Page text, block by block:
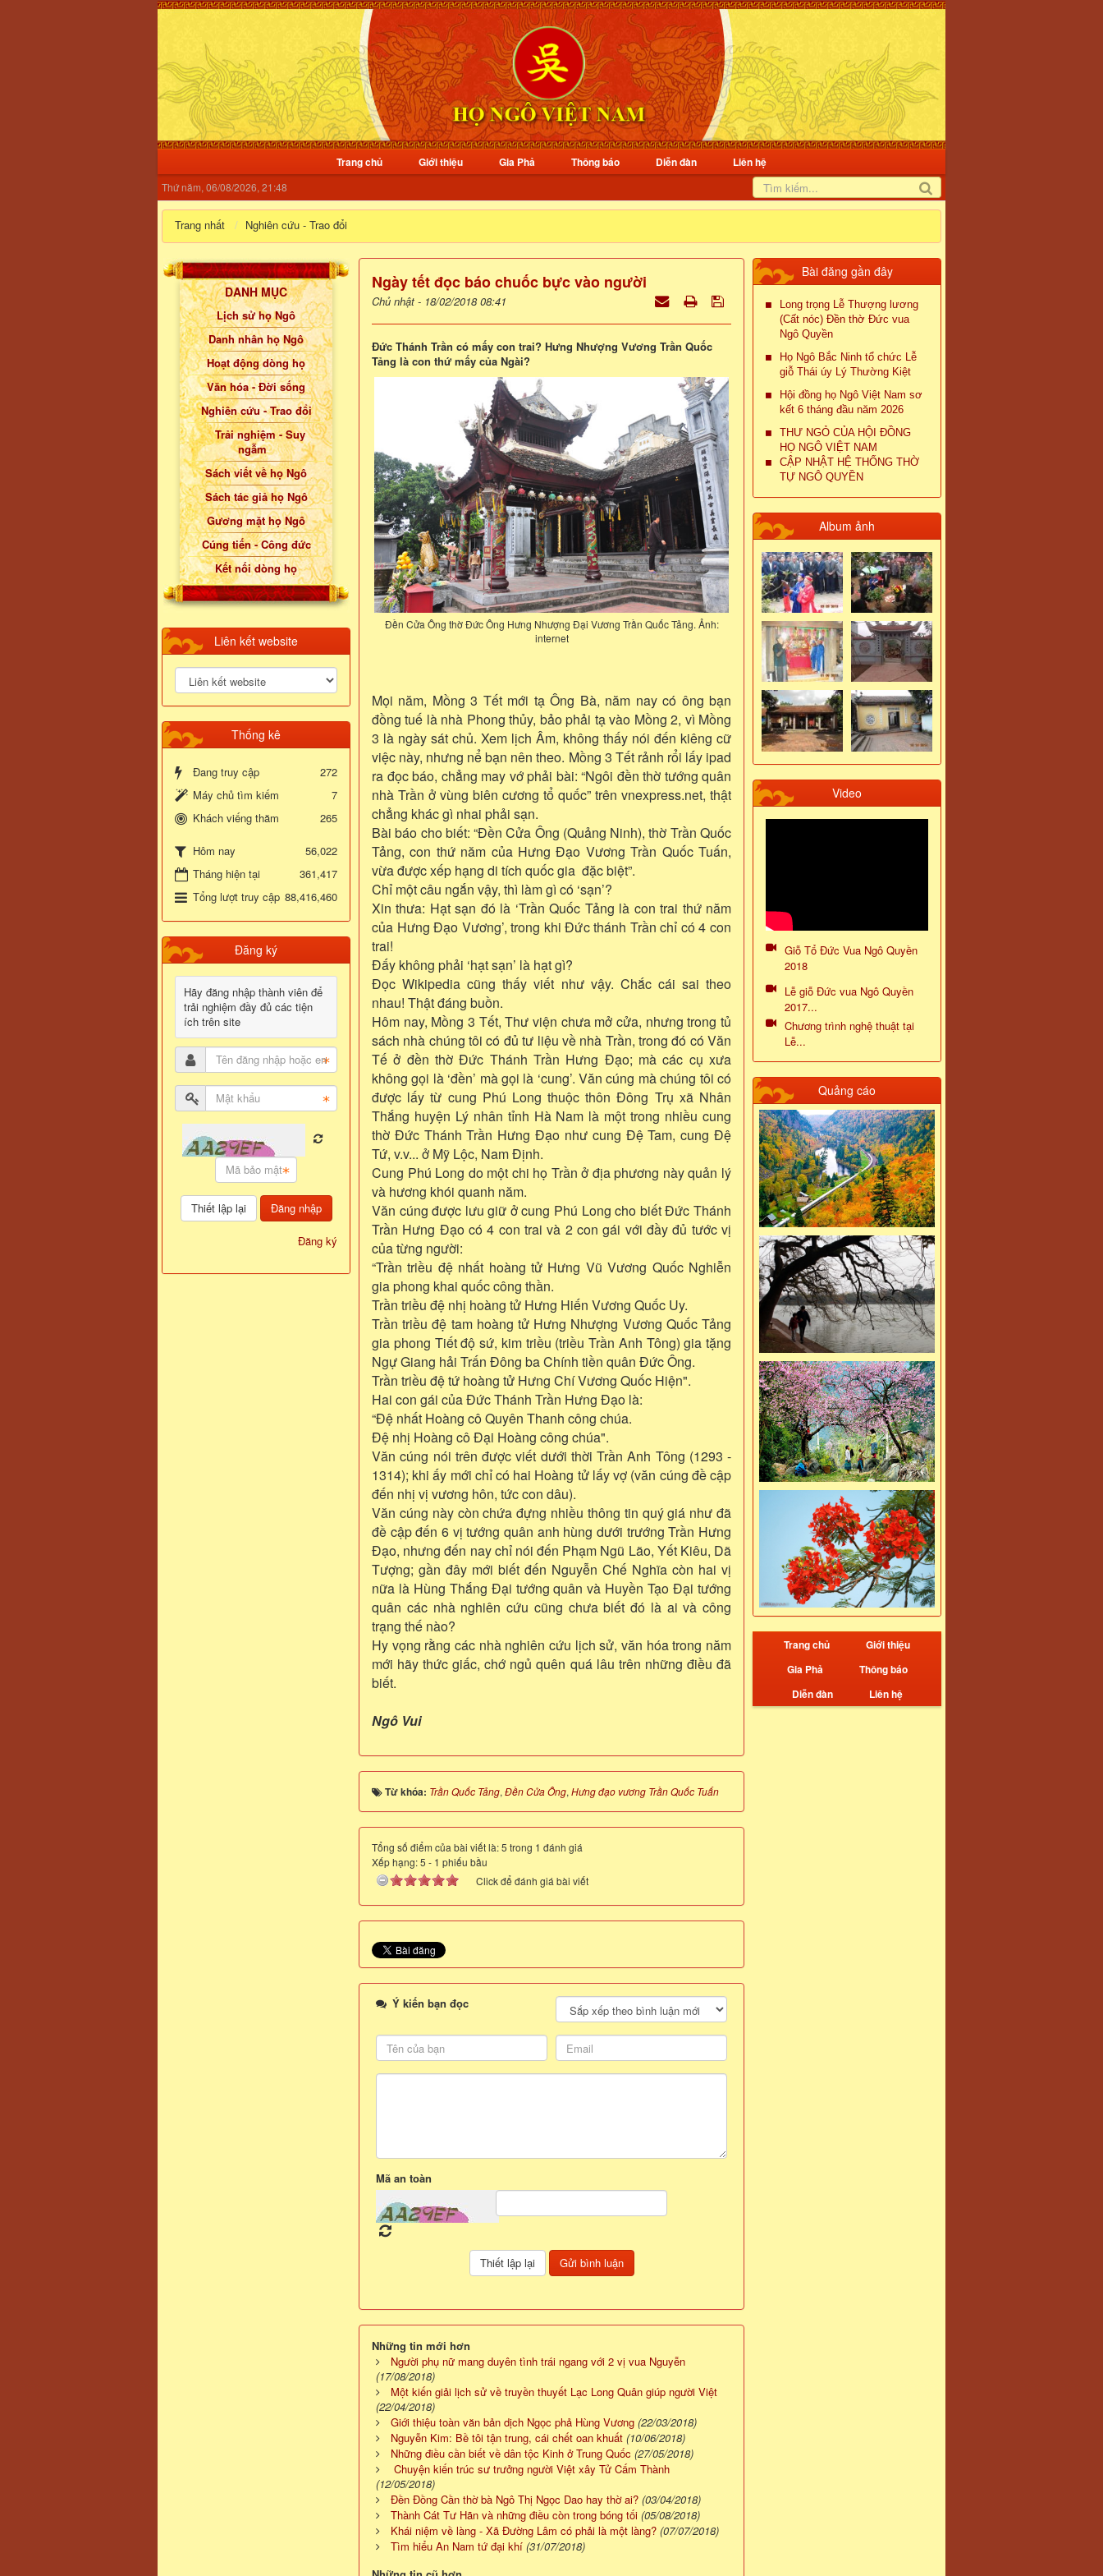
Trang chủ Giới thiệu Gia Phả Thông báo Diễn đàn Liên hệ
Thứ năm, 06/08/2026, 21:48
Trang nhất Nghiên cứu - Trao đổi
Ngày tết đọc báo chuốc bực vào người
Chủ nhật - 18/02/2018 08:41
Đức Thánh Trần có mấy con trai? Hưng Nhượng Vương Trần Quốc
Tảng là con thứ mấy của Ngài?
Đền Cửa Ông thờ Đức Ông Hưng Nhượng Đại Vương Trần Quốc Tảng. Ảnh:
internet
Mọi năm, Mồng 3 Tết mới tạ Ông Bà, năm nay có ông bạn
đồng tuế là nhà Phong thủy, bảo phải tạ vào Mồng 2, vì Mồng
3 là ngày sát chủ. Xem lịch Âm, không thấy nói đến kiêng cữ
việc này, nhưng nể bạn nên theo. Mồng 3 Tết rảnh rổi lấy ipad
ra đọc báo, chẳng may vớ phải bài: “Ngôi đền thờ tướng quân
nhà Trần ở vùng biên cương tổ quốc” trên vnexpress.net, thật
chẳng khác gì nhai phải sạn.
Bài báo cho biết: “Đền Cửa Ông (Quảng Ninh), thờ Trần Quốc
Tảng, con thứ năm của Hưng Đạo Vương Trần Quốc Tuấn,
vừa được xếp hạng di tích quốc gia đặc biệt”.
Chỉ một câu ngắn vậy, thì làm gì có ‘sạn’?
Xin thưa: Hạt sạn đó là ‘Trần Quốc Tảng là con trai thứ năm
của Hưng Đạo Vương’, trong khi Đức thánh Trần chỉ có 4 con
trai!
Đấy không phải ‘hạt sạn’ là hạt gì?
Đọc Wikipedia cũng thấy viết như vậy. Chắc cái sai theo
nhau! Thật đáng buồn.
Hôm nay, Mồng 3 Tết, Thư viện chưa mở cửa, nhưng trong tủ
sách nhà chúng tôi có đủ tư liệu về nhà Trần, trong đó có Văn
Tế ở đền thờ Đức Thánh Trần Hưng Đạo; mà các cụ xưa
không gọi là ‘đền’ mà gọi là ‘cung’. Văn cúng mà chúng tôi có
được lấy từ cung Phú Long thuộc thôn Đông Trụ xã Nhân
Thắng huyện Lý nhân tỉnh Hà Nam là một trong nhiều cung
thờ Đức Thánh Trần Hưng Đạo như cung Đệ Tam, cung Đệ
Tứ, v.v... ở Mỹ Lộc, Nam Định.
Cung Phú Long do một chi họ Trần ở địa phương này quản lý
và hương khói quanh năm.
Văn cúng được lưu giữ ở cung Phú Long cho biết Đức Thánh
Trần Hưng Đạo có 4 con trai và 2 con gái với đầy đủ tước vị
của từng người:
“Trần triều đệ nhất hoàng tử Hưng Vũ Vương Quốc Nghiễn
gia phong khai quốc công thần.
Trần triều đệ nhị hoàng tử Hưng Hiến Vương Quốc Uy.
Trần triều đệ tam hoàng tử Hưng Nhượng Vương Quốc Tảng
gia phong Tiết độ sứ, kim triều (triều Trần Anh Tông) gia tặng
Ngự Giang hải Trấn Đông ba Chính tiền quân Đức Ông.
Trần triều đệ tứ hoàng tử Hưng Chí Vương Quốc Hiện".
Hai con gái của Đức Thánh Trần Hưng Đạo là:
“Đệ nhất Hoàng cô Quyên Thanh công chúa.
Đệ nhị Hoàng cô Đại Hoàng công chúa".
Văn cúng nói trên được viết dưới thời Trần Anh Tông (1293 -
1314); khi ấy mới chỉ có hai Hoàng tử lấy vợ (văn cúng đề cập
đến nhị vị vương hôn, tức con dâu).
Văn cúng này còn chứa đựng nhiều thông tin quý giá như đã
đề cập đến 6 vị tướng quân anh hùng dưới trướng Trần Hưng
Đạo, nhưng đến nay chỉ nói đến Phạm Ngũ Lão, Yết Kiêu, Dã
Tượng; gần đây mới biết đến Nguyễn Chế Nghĩa còn hai vị
nữa là Hùng Thắng Đại tướng quân và Huyền Tạo Đại tướng
quân các nhà nghiên cứu cũng chưa biết đó là ai và công
trạng thế nào?
Hy vọng rằng các nhà nghiên cứu lịch sử, văn hóa trong năm
mới hãy thức giấc, chớ ngủ quên quá lâu trên những điều đã
biết.
Ngô Vui
Từ khóa: Trần Quốc Tảng, Đền Cửa Ông, Hưng đạo vương Trần Quốc Tuấn
Tổng số điểm của bài viết là: 5 trong 1 đánh giá
Xếp hạng:5 - 1 phiếu bầu
Click để đánh giá bài viết
Ý kiến bạn đọc
Mã an toàn
Những tin mới hơn
Người phụ nữ mang duyên tình trái ngang với 2 vị vua Nguyễn
(17/08/2018)
Một kiến giải lịch sử về truyền thuyết Lạc Long Quân giúp người Việt
(22/04/2018)
Giới thiệu toàn văn bản dịch Ngọc phả Hùng Vương (22/03/2018)
Nguyễn Kim: Bề tôi tận trung, cái chết oan khuất (10/06/2018)
Những điều cần biết về dân tộc Kinh ở Trung Quốc (27/05/2018)
Chuyện kiến trúc sư trưởng người Việt xây Tử Cấm Thành
(12/05/2018)
Đền Đồng Cần thờ bà Ngô Thị Ngọc Dao hay thờ ai? (03/04/2018)
Thành Cát Tư Hãn và những điều còn trong bóng tối (05/08/2018)
Khái niệm về làng - Xã Đường Lâm có phải là một làng? (07/07/2018)
Tìm hiểu An Nam tứ đại khí (31/07/2018)
Bài đăng gần đây
Long trọng Lễ Thượng lương
(Cất nóc) Đền thờ Đức vua
Ngô Quyền
Họ Ngô Bắc Ninh tổ chức Lễ
giỗ Thái úy Lý Thường Kiệt
Hội đồng họ Ngô Việt Nam sơ
kết 6 tháng đầu năm 2026
THƯ NGỎ CỦA HỘI ĐỒNG
HỌ NGÔ VIỆT NAM
CẬP NHẬT HỆ THỐNG THỜ
TỰ NGÔ QUYỀN
Album ảnh
Video
Giỗ Tổ Đức Vua Ngô Quyền
2018
Lễ giỗ Đức vua Ngô Quyền
2017...
Chương trình nghệ thuật tại
Lễ...
Quảng cáo
Trang chủ
Giới thiệu
Gia Phả
Thông báo
Diễn đàn
Liên hệ
DANH MỤC
Lịch sử họ Ngô
Danh nhân họ Ngô
Hoạt động dòng họ
Văn hóa - Đời sống
Nghiên cứu - Trao đổi
Trải nghiệm - Suy
ngẫm
Sách viết về họ Ngô
Sách tác giả họ Ngô
Gương mặt họ Ngô
Cúng tiến - Công đức
Kết nối dòng họ
Liên kết website
Thống kê
Đang truy cập
272
Máy chủ tìm kiếm
7
Khách viếng thăm
265
Hôm nay
56,022
Tháng hiện tại
361,417
Tổng lượt truy cập 88,416,460
Đăng ký
Hãy đăng nhập thành viên để
trải nghiệm đầy đủ các tiện
ích trên site
Đăng nhập
Đăng ký